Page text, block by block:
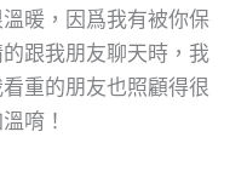
暖，因爲我有被你保
跟我朋友聊天時，我
重的朋友也照顧得很
唷！